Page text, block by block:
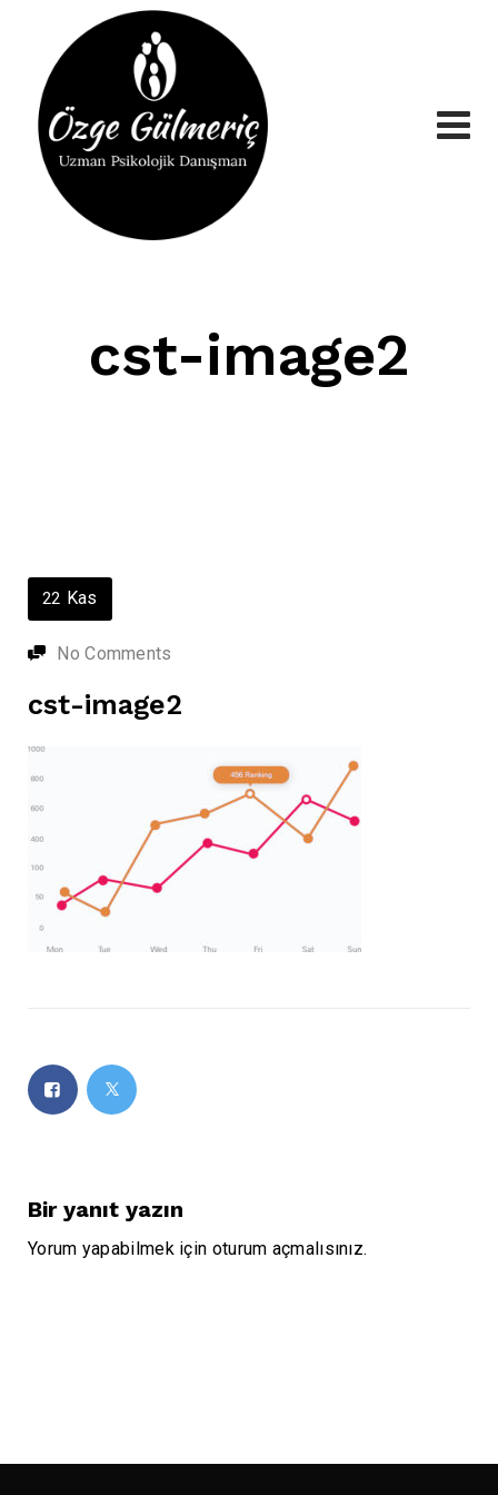
content
cst-image2
22 Kas
No Comments
cst-image2
Bir yanıt yazın
Yorum yapabilmek için oturum açmalısınız.